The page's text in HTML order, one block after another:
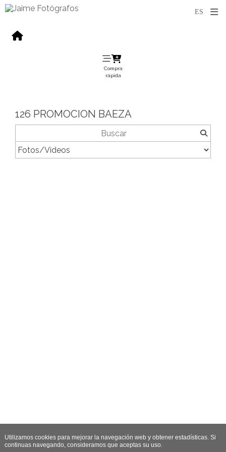
Compra
rápida
126 PROMOCION BAEZA
Utilizamos cookies para mejorar la navegación web y obtener estadísticas. Si
continuas navegando, consideramos que aceptas su uso.